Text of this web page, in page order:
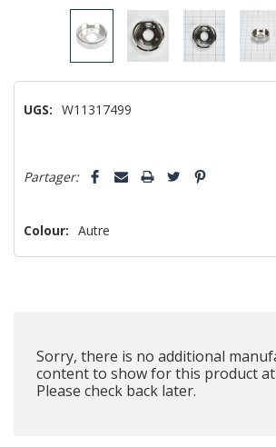
UGS: W11317499
vous!
n’en
reste
Partager:
Colour: Autre
Sorry, there is no additional
content to show for this product
Please check back later.